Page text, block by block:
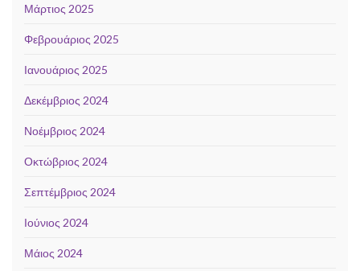
Μάρτιος 2025
Φεβρουάριος 2025
Ιανουάριος 2025
Δεκέμβριος 2024
Νοέμβριος 2024
Οκτώβριος 2024
Σεπτέμβριος 2024
Ιούνιος 2024
Μάιος 2024